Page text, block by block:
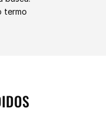
termo